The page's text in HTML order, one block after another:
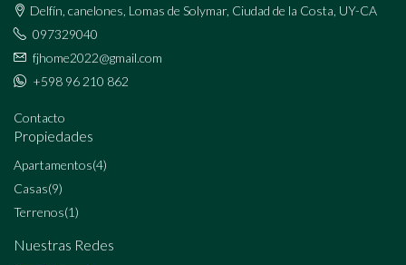
Delfín, canelones, Lomas de Solymar, Ciudad de la Costa, UY-CA
097329040
fjhome2022@gmail.com
+598 96 210 862
Contacto
Propiedades
Apartamentos(4)
Casas(9)
Terrenos(1)
Nuestras Redes